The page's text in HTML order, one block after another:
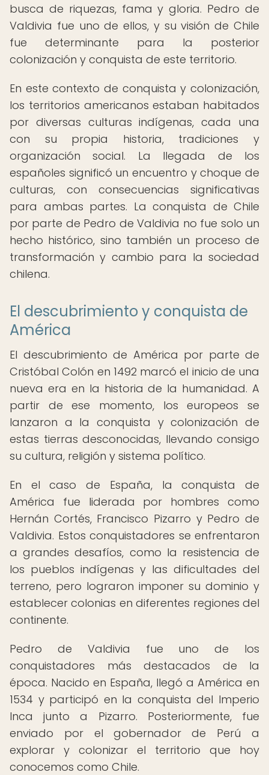
busca de riquezas, fama y gloria. Pedro de
Valdivia fue uno de ellos, y su visión de Chile
fue determinante para la posterior
colonización y conquista de este territorio.
En este contexto de conquista y colonización,
los territorios americanos estaban habitados
por diversas culturas indígenas, cada una
con su propia historia, tradiciones y
organización social. La llegada de los
españoles significó un encuentro y choque de
culturas, con consecuencias significativas
para ambas partes. La conquista de Chile
por parte de Pedro de Valdivia no fue solo un
hecho histórico, sino también un proceso de
transformación y cambio para la sociedad
chilena.
El descubrimiento y conquista de
América
El descubrimiento de América por parte de
Cristóbal Colón en 1492 marcó el inicio de una
nueva era en la historia de la humanidad. A
partir de ese momento, los europeos se
lanzaron a la conquista y colonización de
estas tierras desconocidas, llevando consigo
su cultura, religión y sistema político.
En el caso de España, la conquista de
América fue liderada por hombres como
Hernán Cortés, Francisco Pizarro y Pedro de
Valdivia. Estos conquistadores se enfrentaron
a grandes desafíos, como la resistencia de
los pueblos indígenas y las dificultades del
terreno, pero lograron imponer su dominio y
establecer colonias en diferentes regiones del
continente.
Pedro de Valdivia fue uno de los
conquistadores más destacados de la
época. Nacido en España, llegó a América en
1534 y participó en la conquista del Imperio
Inca junto a Pizarro. Posteriormente, fue
enviado por el gobernador de Perú a
explorar y colonizar el territorio que hoy
conocemos como Chile.